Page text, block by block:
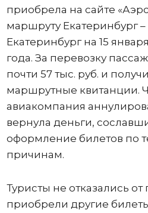
приобрела на сайте
маршруту Екатеринбург –
Екатеринбург на 15
года. За перевозку
почти 57 тыс. руб. и
маршрутные квитанции.
авиакомпания
вернула деньги,
оформление билетов по
причинам.
Туристы не отказались
приобрели другие